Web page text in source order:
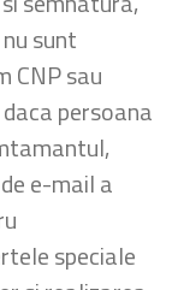
sunt
CNP sau
persoana
e-mail a
speciale